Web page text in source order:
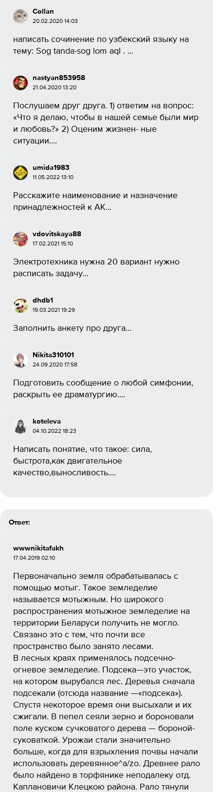
Collan
20.02.2020 14:03
написать сочинение по узбекский языку на
тему: Sog tanda-sog lom aql . ​...
nastyan853958
21.04.2020 13:20
Послушаем друг друга. 1) ответим на вопрос:
«Что я делаю, чтобы в нашей семье были мир
и любовь?» 2) Оценим жизнен- ные
ситуации....
umida1983
11.05.2022 13:10
Расскажите наименование и назначение
принадлежностей к АК​...
vdovitskaya88
17.02.2021 15:10
Электротехника нужна 20 вариант нужно
расписать задачу...
dhdb1
19.03.2021 19:29
Заполнить анкету про друга​...
Nikita310101
24.09.2020 17:58
Подготовить сообщение о любой симфонии,
раскрыть ее драматургию....
koteleva
04.10.2022 18:23
Написать понятие, что такое: сила,
быстрота,как двигательное
качество,выносливость....
Ответ:
wwwnikitafakh
17.04.2019 02:10
Первоначально земля обрабатывалась с
помощью мотыг. Такое земледелие
называется мотыжным. Но широкого
распространения мотыжное земледелие на
территории Беларуси получить не могло.
Связано это с тем, что почти все
пространство было занято лесами.
В лесных краях применялось подсечно-
огневое земледелие. Подсека—это участок,
на котором вырубался лес. Деревья сначала
подсекали (отсюда название —«подсека»).
Спустя некоторое время они высыхали и их
сжигали. В пепел сеяли зерно и бороновали
поле куском сучковатого дерева — бороной-
суковаткой. Урожаи стали значительно
больше, когда для взрыхления почвы начали
использовать деревянное^а/zo. Древнее рало
было найдено в торфянике неподалеку отд.
Каплановичи Клецкою района. Рало тянули